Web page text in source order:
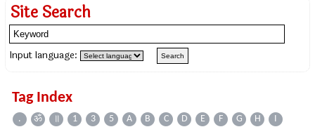
Site Search
Input language:
Tag Index
. ॐ ॥ 1 3 5 A B C D E F G H
I